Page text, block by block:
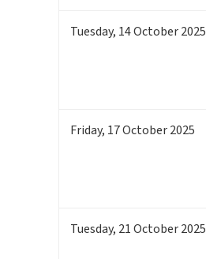
Tuesday, 14October 2025
Friday, 17October 2025
Tuesday, 21October 2025